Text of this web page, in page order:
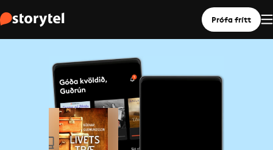
Prófa frítt